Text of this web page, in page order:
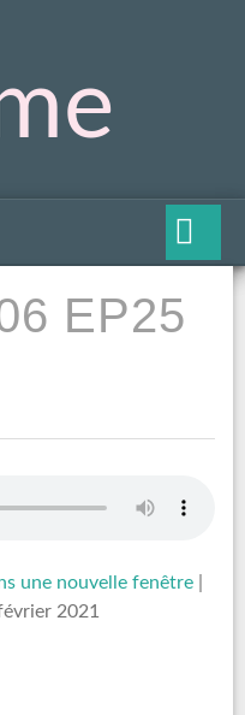
EP25
une nouvelle fenêtre
2021